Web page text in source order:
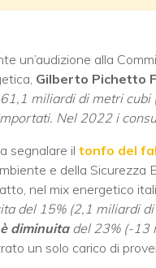
un’audizione alla
Gilberto Pichetto
miliardi di metri cubi
Nel 2022 i
segnalare il tonfo del
e della
nel mix energetico
del 15% (2,1 miliardi
diminuitadel 23% (-13
un solo carico di